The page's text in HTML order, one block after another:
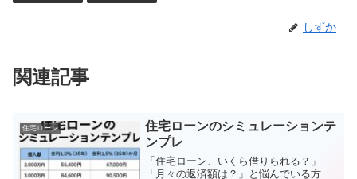
しずか
関連記事
住宅ローン
住宅ローンのシミュレーションテ
ンプレ
「住宅ローン、いくら借りられる？」
「月々の返済額は？」と悩んでいる方